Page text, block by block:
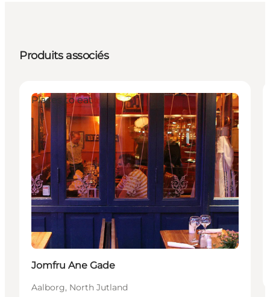
Produits associés
Places to eat
Jomfru Ane Gade
Aalborg, North Jutland